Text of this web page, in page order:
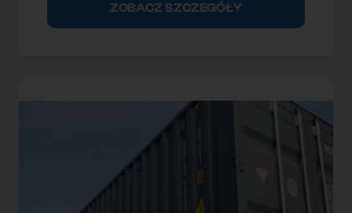
ZOBACZ SZCZEGÓŁY